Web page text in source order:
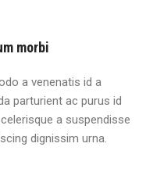
morbi
a venenatis id a
parturient ac purus id
a suspendisse
dignissim urna.